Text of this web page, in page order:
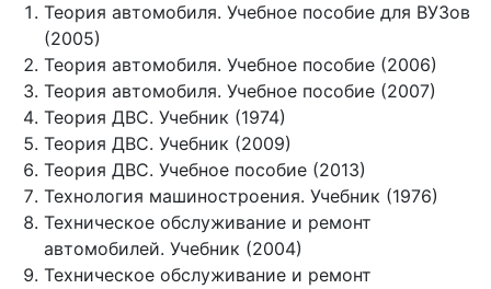
Теория автомобиля. Учебное пособие для ВУЗов
(2005)
Теория автомобиля. Учебное пособие (2006)
Теория автомобиля. Учебное пособие (2007)
Теория ДВС. Учебник (1974)
Теория ДВС. Учебник (2009)
Теория ДВС. Учебное пособие (2013)
Технология машиностроения. Учебник (1976)
Техническое обслуживание и ремонт
автомобилей. Учебник (2004)
Техническое обслуживание и ремонт